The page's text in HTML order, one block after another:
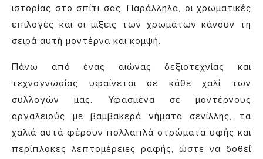
ιστορίας στο σπίτι σας. Παράλληλα, οι χρωματικές
επιλογές και οι μίξεις των χρωμάτων κάνουν τη
σειρά αυτή μοντέρνα και κομψή.
Πάνω από ένας αιώνας δεξιοτεχνίας και
τεχνογνωσίας υφαίνεται σε κάθε χαλί των
συλλογών μας. Υφασμένα σε μοντέρνους
αργαλειούς με βαμβακερά νήματα σενίλλης, τα
χαλιά αυτά φέρουν πολλαπλά στρώματα υφής και
περίπλοκες λεπτομέρειες ραφής, ώστε να δοθεί